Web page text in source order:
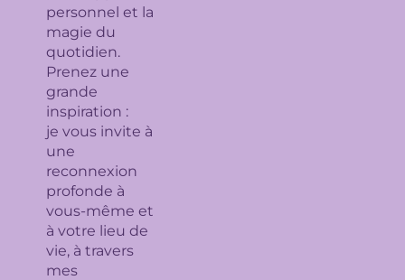
personnel et la
magie du
quotidien.
Prenez une
grande
inspiration :
je vous invite à
une
reconnexion
profonde à
vous-même et
à votre lieu de
vie, à travers
mes